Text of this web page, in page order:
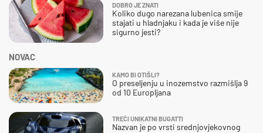
NOVAC
KAMO BI OTIŠLI?
O preseljenju u inozemstvo razmišlja 9
od 10 Europljana
TREĆI UNIKATNI BUGATTI
Nazvan je po vrsti srednjovjekovnog
DOBRO JE ZNATI
Koliko dugo narezana lubenica smije
stajati u hladnjaku i kada je više nije
sigurno jesti?